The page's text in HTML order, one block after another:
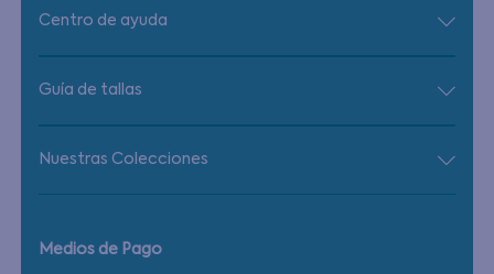
Centro de ayuda
Guía de tallas
Nuestras Colecciones
Medios de Pago